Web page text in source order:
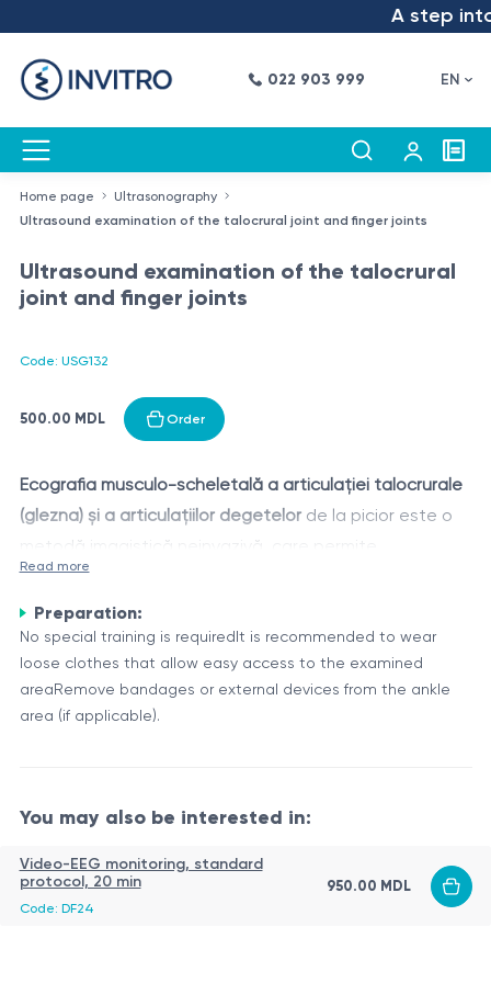
A step
022 903 999 EN
Home page
Ultrasonography
Ultrasound examination of the talocrural joint and finger joints
Ultrasound examination of the talocrural
joint and finger joints
Code: USG132
500.00 MDL Order
Ecografia musculo-scheletală a articulației talocrurale
(glezna) și a articulațiilor degetelorde la picior este o
metodă imagistică neinvazivă, care permite
examinarea în timp real a structurilor articulare,
ligamentare și tendinoase. Procedura este utilizată în
evaluarea durerii, inflamației, umflăturilor și a altor
semne de disfuncție articulară.
peroneu și talus, având un rol esențial în mișcările de
flexie și extensie ale piciorului. Articulațiile degetelor
(metatarsofalangiene și interfalangiene) permit mersul,
echilibrul și susținerea greutății.
Structuri vizualizate prin ecografie:
Spații articulare interfalangiene
diferit în funcție de structura anatomică traversată.
Imaginea obținută este afișată pe monitor și
Read more
Preparation:
No special training is requiredIt is recommended to wear
loose clothes that allow easy access to the examined
areaRemove bandages or external devices from the ankle
area (if applicable).
You may also be interested in:
Video-EEG monitoring, standard
protocol, 20 min
Code: DF24
950.00 MDL